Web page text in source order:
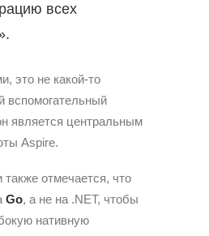
всех
это не какой-то
вспомогательный
является центральным
Aspire.
отмечается, что
Go, а не на .NET, чтобы
нативную